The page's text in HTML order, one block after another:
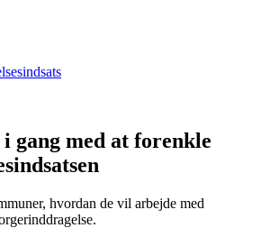
gang med at forenkle
hvordan de vil arbejde med